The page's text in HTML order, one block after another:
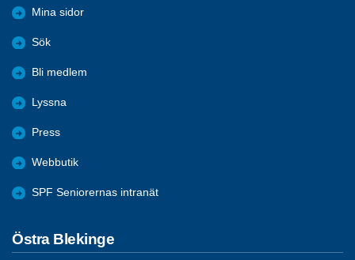
Mina sidor
Sök
Bli medlem
Lyssna
Press
Webbutik
SPF Seniorernas intranät
Östra Blekinge